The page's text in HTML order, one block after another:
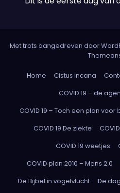
Met trots aangedreven door
Home Cistus incana
COVID 19 – de
COVID 19 – Toch een plan
COVID 19 De ziekte
COVID 19 weetjes
COVID plan 2010 – Mens 2.0
De Bijbel in vogelvlucht
De